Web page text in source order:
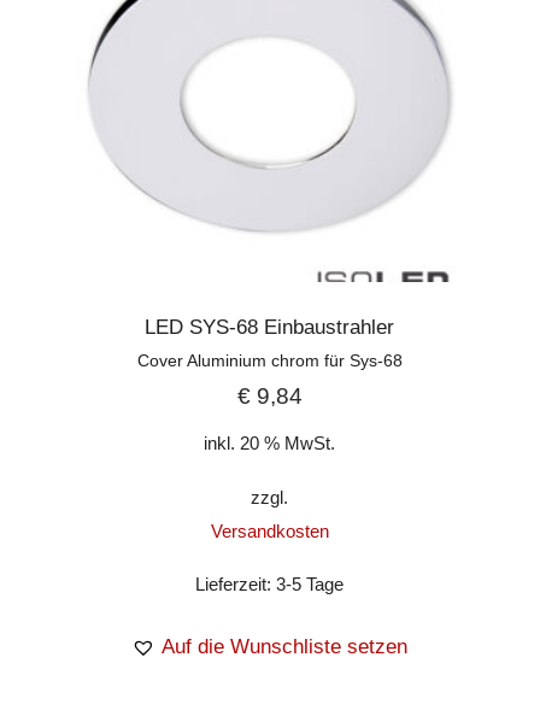
LED SYS-68 Einbaustrahler
Cover Aluminium chrom für Sys-68
€9,84
inkl. 20 % MwSt.
zzgl.
Versandkosten
Lieferzeit:3-5 Tage
Auf die Wunschliste setzen